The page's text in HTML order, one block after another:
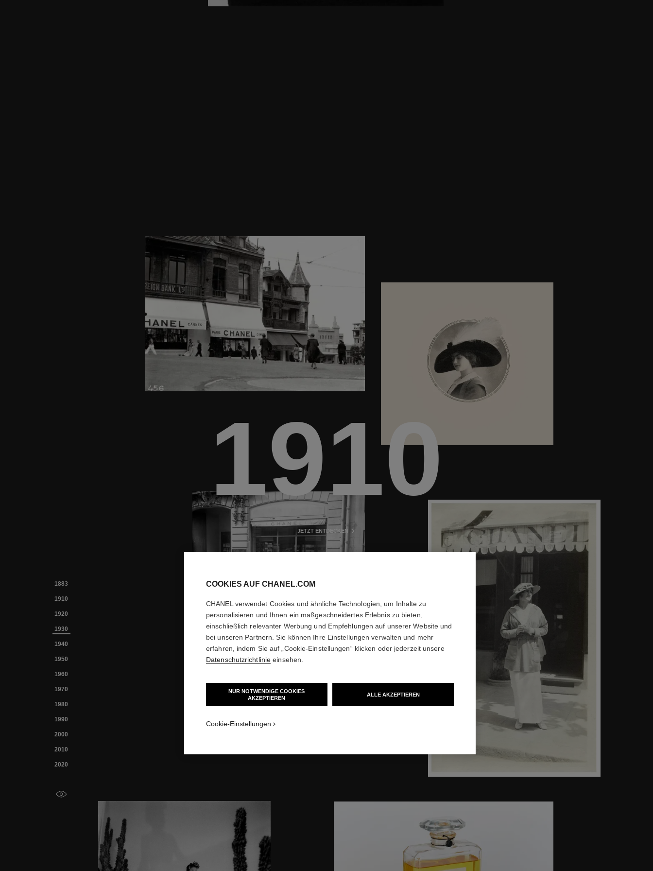
1883
1910
1920
1930
1940
1950
1960
1970
1980
1990
2000
2010
2020
1910
JETZT ENTDECKEN
COOKIES AUF CHANEL.COM
CHANEL verwendet Cookies und ähnliche Technologien, um Inhalte zu
personalisieren und Ihnen ein maßgeschneidertes Erlebnis zu bieten,
einschließlich relevanter Werbung und Empfehlungen auf unserer Website und
bei unseren Partnern. Sie können Ihre Einstellungen verwalten und mehr
erfahren, indem Sie auf „Cookie-Einstellungen“ klicken oder jederzeit unsere
Datenschutzrichtlinie einsehen.
NUR NOTWENDIGE COOKIES
AKZEPTIEREN
ALLE AKZEPTIEREN
Cookie-Einstellungen